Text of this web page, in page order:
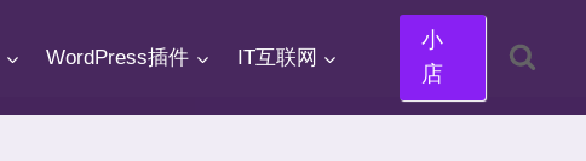
WordPress插件 IT互联网
小
店